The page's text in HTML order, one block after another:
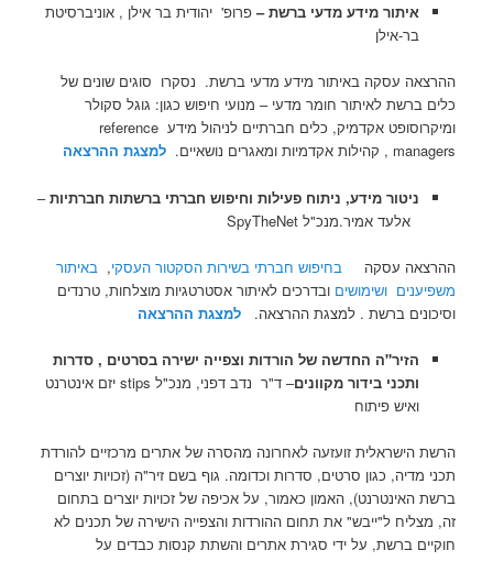
איתור מידע מדעי ברשת –פרופ' יהודית בר אילן , אוניברסיטת
בר-אילן
ההרצאה עסקה באיתור מידע מדעי ברשת. נסקרו סוגים שונים של
כלים ברשת לאיתור חומר מדעי – מנועי חיפוש כגון: גוגל סקולר
ומיקרוסופט אקדמיק, כלים חברתיים לניהול מידע reference
managers , קהילות אקדמיות ומאגרים נושאיים.
למצגת ההרצאה
ניטור מידע, ניתוח פעילות וחיפוש חברתי ברשתות חברתיות–
אלעד אמיר.מנכ"ל SpyTheNet
ההרצאה עסקה בחיפוש חברתי בשירות הסקטור העסקי, באיתור
משפיענים ושימושים ובדרכים לאיתור אסטרטגיות מוצלחות, טרנדים
וסיכונים ברשת . למצגת ההרצאה.למצגת ההרצאה
הזיר"ה החדשה של הורדות וצפייה ישירה בסרטים , סדרות
ותכני בידור מקוונים
– ד"ר נדב דפני, מנכ"ל stips יזם אינטרנט
ואיש פיתוח
הרשת הישראלית זועזעה לאחרונה מהסרה של אתרים מרכזיים להורדת
תכני מדיה, כגון סרטים, סדרות וכדומה. גוף בשם זיר"ה (זכויות יוצרים
ברשת האינטרנט), האמון כאמור, על אכיפה של זכויות יוצרים בתחום
זה, מצליח ל"ייבש" את תחום ההורדות והצפייה הישירה של תכנים לא
חוקיים ברשת, על ידי סגירת אתרים והשתת קנסות כבדים על